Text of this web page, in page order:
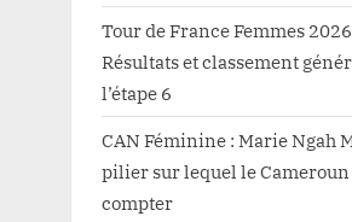
Tour de France Femmes
Résultats et classement
l’étape 6
CAN Féminine : Marie Ngah
pilier sur lequel le
compter